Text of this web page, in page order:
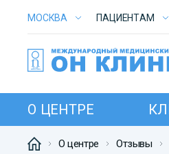
МОСКВА ПАЦИЕНТАМ
О ЦЕНТРЕ
О центре Отзывы